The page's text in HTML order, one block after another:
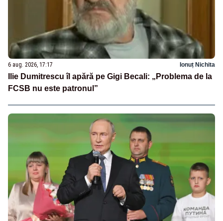
6 aug. 2026, 17:17 Ionuț Nichita
Ilie Dumitrescu îl apără pe Gigi Becali: „Problema de la
FCSB nu este patronul”